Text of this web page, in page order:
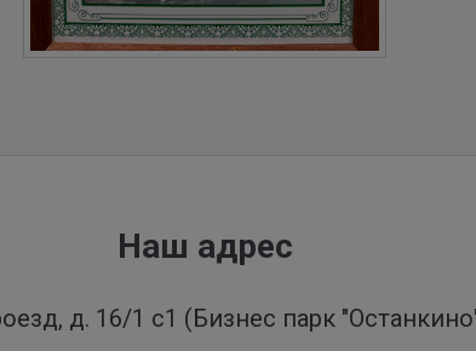
Наш адрес
д. 16/1 с1 (Бизнес парк